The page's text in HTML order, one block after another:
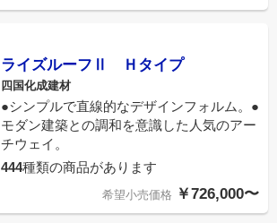
ライズルーフⅡ Ｈタイプ
四国化成建材
●シンプルで直線的なデザインフォルム。●
モダン建築との調和を意識した人気のアー
チウェイ。
444種類の商品があります
希望小売価格 ￥726,000〜